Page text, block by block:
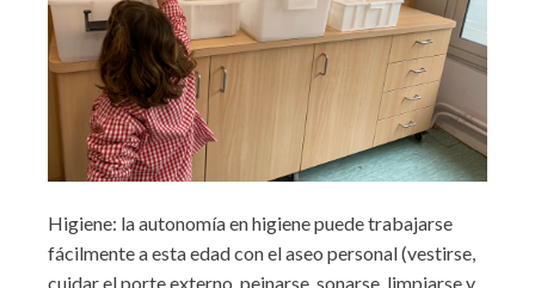
Higiene: la autonomía en higiene puede trabajarse
fácilmente a esta edad con el aseo personal (vestirse,
cuidar el porte externo, peinarse, sonarse, limpiarse y